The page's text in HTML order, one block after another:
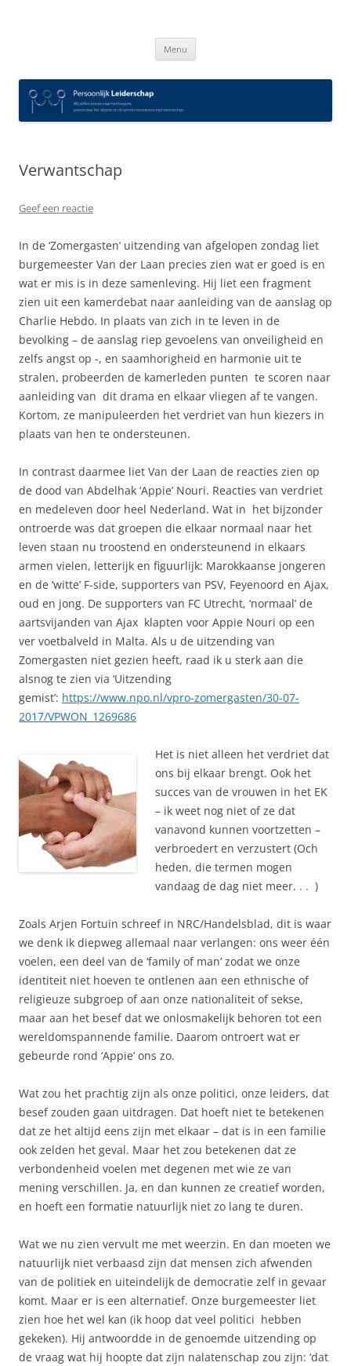
Menu
Verwantschap
Geef een reactie
In de ‘Zomergasten’ uitzending van afgelopen zondag liet
burgemeester Van der Laan precies zien wat er goed is en
wat er mis is in deze samenleving. Hij liet een fragment
zien uit een kamerdebat naar aanleiding van de aanslag op
Charlie Hebdo. In plaats van zich in te leven in de
bevolking – de aanslag riep gevoelens van onveiligheid en
zelfs angst op -, en saamhorigheid en harmonie uit te
stralen, probeerden de kamerleden punten te scoren naar
aanleiding van dit drama en elkaar vliegen af te vangen.
Kortom, ze manipuleerden het verdriet van hun kiezers in
plaats van hen te ondersteunen.
In contrast daarmee liet Van der Laan de reacties zien op
de dood van Abdelhak ‘Appie’ Nouri. Reacties van verdriet
en medeleven door heel Nederland. Wat in het bijzonder
ontroerde was dat groepen die elkaar normaal naar het
leven staan nu troostend en ondersteunend in elkaars
armen vielen, letterijk en figuurlijk: Marokkaanse jongeren
en de ‘witte’ F-side, supporters van PSV, Feyenoord en Ajax,
oud en jong. De supporters van FC Utrecht, ‘normaal’ de
aartsvijanden van Ajax klapten voor Appie Nouri op een
ver voetbalveld in Malta. Als u de uitzending van
Zomergasten niet gezien heeft, raad ik u sterk aan die
alsnog te zien via ‘Uitzending
gemist’: https://www.npo.nl/vpro-zomergasten/30-07-
2017/VPWON_1269686
Het is niet alleen het verdriet dat
ons bij elkaar brengt. Ook het
succes van de vrouwen in het EK
– ik weet nog niet of ze dat
vanavond kunnen voortzetten –
verbroedert en verzustert (Och
heden, die termen mogen
vandaag de dag niet meer. . . )
Zoals Arjen Fortuin schreef in NRC/Handelsblad, dit is waar
we denk ik diepweg allemaal naar verlangen: ons weer één
voelen, een deel van de ‘family of man’ zodat we onze
identiteit niet hoeven te ontlenen aan een ethnische of
religieuze subgroep of aan onze nationaliteit of sekse,
maar aan het besef dat we onlosmakelijk behoren tot een
wereldomspannende familie. Daarom ontroert wat er
gebeurde rond ‘Appie’ ons zo.
Wat zou het prachtig zijn als onze politici, onze leiders, dat
besef zouden gaan uitdragen. Dat hoeft niet te betekenen
dat ze het altijd eens zijn met elkaar – dat is in een familie
ook zelden het geval. Maar het zou betekenen dat ze
verbondenheid voelen met degenen met wie ze van
mening verschillen. Ja, en dan kunnen ze creatief worden,
en hoeft een formatie natuurlijk niet zo lang te duren.
Wat we nu zien vervult me met weerzin. En dan moeten we
natuurlijk niet verbaasd zijn dat mensen zich afwenden
van de politiek en uiteindelijk de democratie zelf in gevaar
komt. Maar er is een alternatief. Onze burgemeester liet
zien hoe het wel kan (ik hoop dat veel politici hebben
gekeken). Hij antwoordde in de genoemde uitzending op
de vraag wat hij hoopte dat zijn nalatenschap zou zijn: ‘dat